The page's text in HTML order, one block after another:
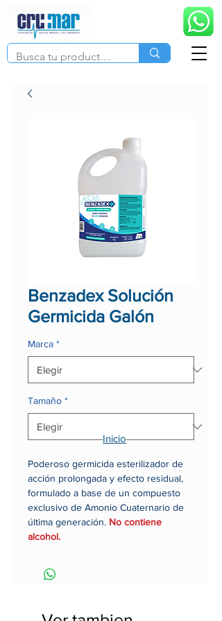
Benzadex Solución
Germicida Galón
Marca *
Tamaño *
Poderoso germicida esterilizador de
acción prolongada y efecto residual,
formulado a base de un compuesto
exclusivo de Amonio Cuaternario de
última generación. No contiene
alcohol.
Efecto germicida residual
Inicio